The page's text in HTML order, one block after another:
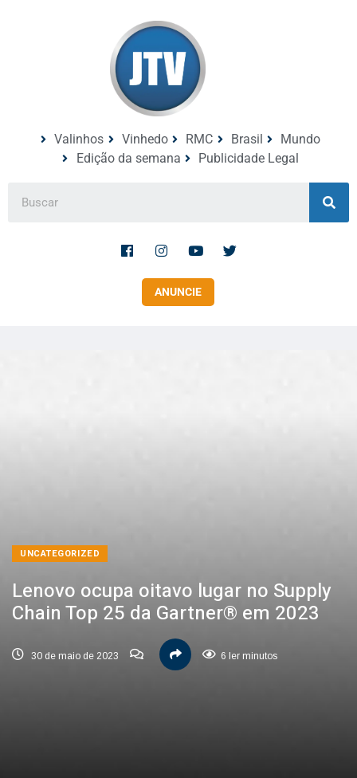
Valinhos Vinhedo RMC Brasil
Mundo
Edição da semana
Publicidade Legal
ANUNCIE
UNCATEGORIZED
Lenovo ocupa oitavo lugar no Supply
Chain Top 25 da Gartner® em 2023
30 de maio de 2023 6 ler minutos